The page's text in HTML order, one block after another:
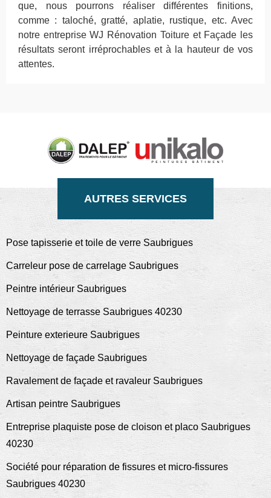
que, nous pourrons réaliser différentes finitions,
comme : taloché, gratté, aplatie, rustique, etc. Avec
notre entreprise WJ Rénovation Toiture et Façade les
résultats seront irréprochables et à la hauteur de vos
attentes.
AUTRES SERVICES
Pose tapisserie et toile de verre Saubrigues
Carreleur pose de carrelage Saubrigues
Peintre intérieur Saubrigues
Nettoyage de terrasse Saubrigues 40230
Peinture exterieure Saubrigues
Nettoyage de façade Saubrigues
Ravalement de façade et ravaleur Saubrigues
Artisan peintre Saubrigues
Entreprise plaquiste pose de cloison et placo Saubrigues
40230
Société pour réparation de fissures et micro-fissures
Saubrigues 40230